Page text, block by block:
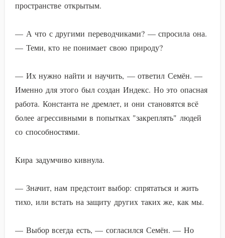
пространстве открытым.
— А что с другими переводчиками? — спросила она.
— Теми, кто не понимает свою природу?
— Их нужно найти и научить, — ответил Семён. —
Именно для этого был создан Индекс. Но это опасная
работа. Константа не дремлет, и они становятся всё
более агрессивными в попытках "закреплять" людей
со способностями.
Кира задумчиво кивнула.
— Значит, нам предстоит выбор: спрятаться и жить
тихо, или встать на защиту других таких же, как мы.
— Выбор всегда есть, — согласился Семён. — Но